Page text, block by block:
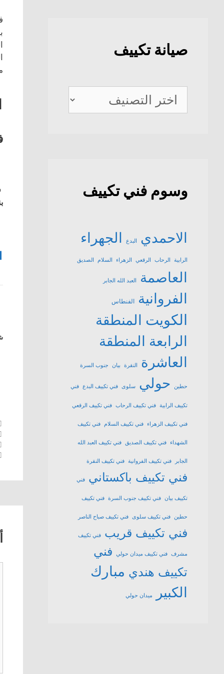
صيانة تكييف
صيانة
تكييف
وسوم فني تكييف
الاحمدي البدع الجهراء
الرابية الرحاب الرقعي الزهراء السلام الصديق
العاصمة العبد الله الجابر
الفروانية الفنطاس
الكويت المنطقة
الرابعة المنطقة
العاشرة
النقرة بيان جنوب السرة
حطين حولي سلوى فني تكييف البدع فني
تكييف الرابية فني تكييف الرحاب فني تكييف الرقعي
فني تكييف الزهراء فني تكييف السلام فني تكييف
الشهداء فني تكييف الصديق فني تكييف العبد الله
الجابر فني تكييف الفروانية فني تكييف النقرة
فني تكييف باكستاني فني
تكييف بيان فني تكييف جنوب السرة فني تكييف
حطين فني تكييف سلوى فني تكييف صباح الناصر
فني تكييف قريب فني تكييف
مشرف فني تكييف ميدان حولي
فني
تكييف هندي مبارك
الكبير
ميدان حولي